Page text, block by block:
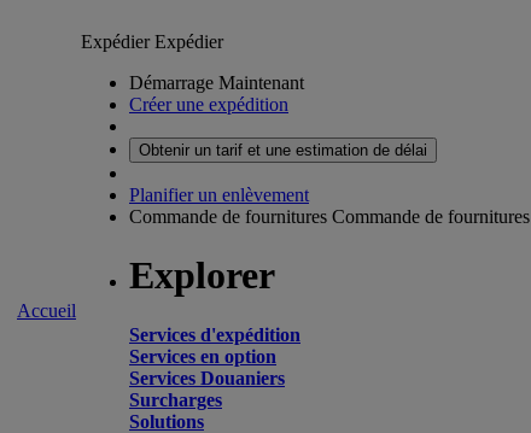
Accueil
ExpédierExpédier
Démarrage Maintenant
Créer une expédition
Obtenir un tarif et une estimation de délai
Planifier un enlèvement
Commande de fournitures Commande de fournitures
Explorer
Services d'expédition
Services en option
Services Douaniers
Surcharges
Solutions